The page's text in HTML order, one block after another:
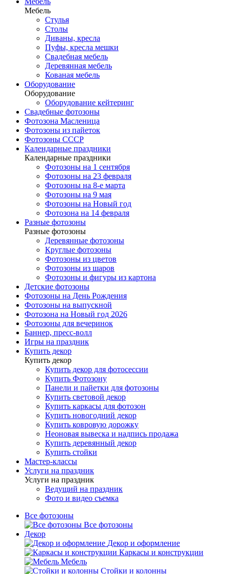
Мебель
Стулья
Столы
Диваны, кресла
Пуфы, кресла мешки
Свадебная мебель
Деревянная мебель
Кованая мебель
Оборудование
Оборудование
Оборудование кейтеринг
Свадебные фотозоны
Фотозона Масленица
Фотозоны из пайеток
Фотозоны СССР
Календарные праздники
Календарные праздники
Фотозоны на 1 сентября
Фотозоны на 23 февраля
Фотозоны на 8-е марта
Фотозоны на 9 мая
Фотозоны на Новый год
Фотозона на 14 февраля
Разные фотозоны
Разные фотозоны
Деревянные фотозоны
Круглые фотозоны
Фотозоны из цветов
Фотозоны из шаров
Фотозоны и фигуры из картона
Детские фотозоны
Фотозоны на День Рождения
Фотозоны на выпускной
Фотозона на Новый год 2026
Фотозоны для вечеринок
Баннер, пресс-волл
Игры на праздник
Купить декор
Купить декор
Купить декор для фотосессии
Купить Фотозону
Панели и пайетки для фотозоны
Купить световой декор
Купить каркасы для фотозон
Купить новогодний декор
Купить ковровую дорожку
Неоновая вывеска и надпись продажа
Купить деревянный декор
Купить стойки
Мастер-классы
Услуги на праздник
Услуги на праздник
Ведущий на праздник
Фото и видео съемка
Все фотозоны
Все фотозоны
Декор
Декор и оформление
Каркасы и конструкции
Мебель
Стойки и колонны